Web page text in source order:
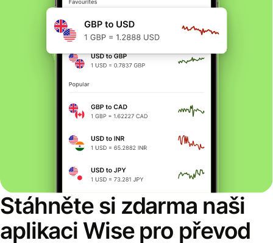
Stáhněte si zdarma naši
aplikaci Wise pro převod